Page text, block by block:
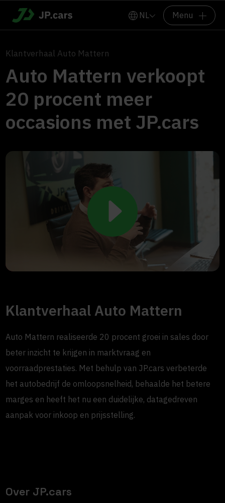
NL Menu
Klantverhaal Auto Mattern
Auto Mattern verkoopt
20 procent meer
occasions met JP.cars
Klantverhaal Auto Mattern
Auto Mattern realiseerde 20 procent groei in sales door
beter inzicht te krijgen in marktvraag en
voorraadprestaties. Met behulp van JP.cars verbeterde
het autobedrijf de omloopsnelheid, behaalde het betere
marges en heeft het nu een duidelijke, datagedreven
aanpak voor inkoop en prijsstelling.
Over JP.cars